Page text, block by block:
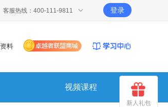
客服热线：400-111-9811 登录
资料
视频课程
新人礼包